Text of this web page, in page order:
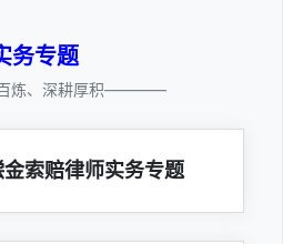
务专题
、深耕厚积————
索赔律师实务专题